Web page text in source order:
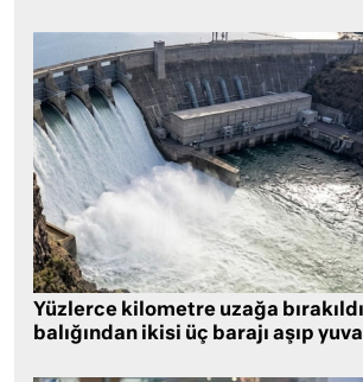
Yüzlerce kilometre uzağa
balığından ikisi üç barajı aşıp